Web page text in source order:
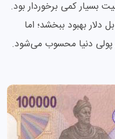
انتشار (1953) از اهمیت بسیار کمی برخوردار بود.
دلار بهبود ببخشد؛ اما
پولی دنیا محسوب می‌شود.